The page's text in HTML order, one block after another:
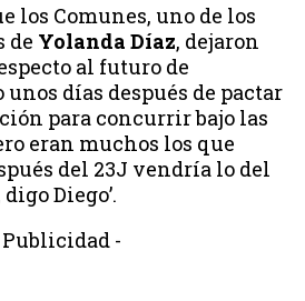
los Comunes, uno de los
de Yolanda Díaz, dejaron
al futuro de
días después de pactar
para concurrir bajo las
eran muchos los que
del 23J vendría lo del
Diego’.
Publicidad -